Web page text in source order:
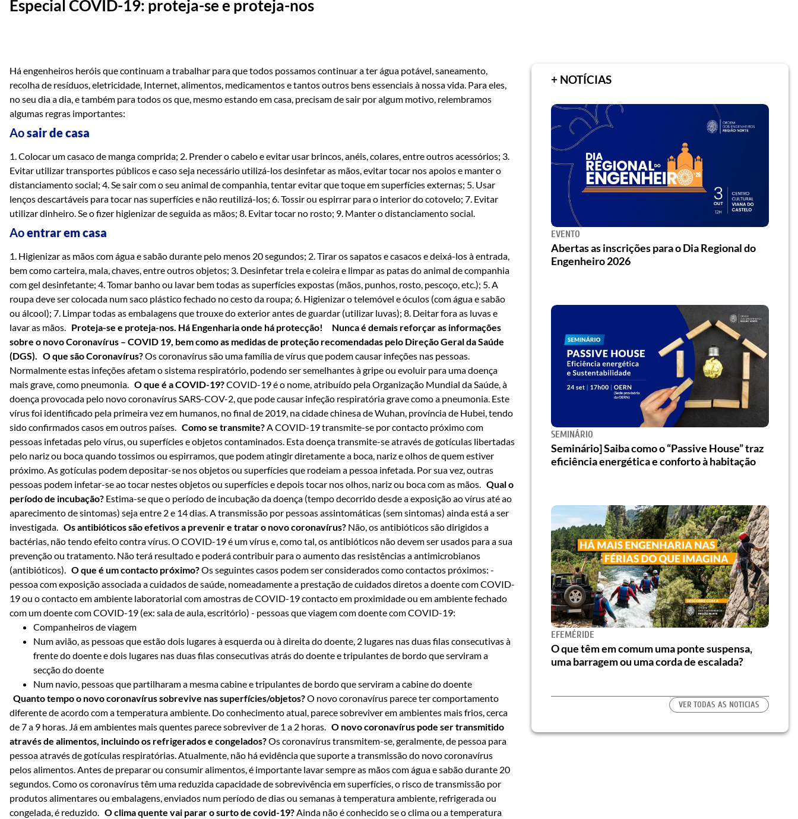
Especial COVID-19: proteja-se e proteja-nos
Há engenheiros heróis que continuam a trabalhar para que todos possamos continuar a ter água potável, saneamento,
recolha de resíduos, eletricidade, Internet, alimentos, medicamentos e tantos outros bens essenciais à nossa vida. Para eles,
no seu dia a dia, e também para todos os que, mesmo estando em casa, precisam de sair por algum motivo, relembramos
algumas regras importantes:
Aosair de casa
1. Colocar um casaco de manga comprida; 2. Prender o cabelo e evitar usar brincos, anéis, colares, entre outros acessórios; 3.
Evitar utilizar transportes públicos e caso seja necessário utilizá-los desinfetar as mãos, evitar tocar nos apoios e manter o
distanciamento social; 4. Se sair com o seu animal de companhia, tentar evitar que toque em superfícies externas; 5. Usar
lenços descartáveis para tocar nas superfícies e não reutilizá-los; 6. Tossir ou espirrar para o interior do cotovelo; 7. Evitar
utilizar dinheiro. Se o fizer higienizar de seguida as mãos; 8. Evitar tocar no rosto; 9. Manter o distanciamento social.
Aoentrar em casa
1. Higienizar as mãos com água e sabão durante pelo menos 20 segundos; 2. Tirar os sapatos e casacos e deixá-los à entrada,
bem como carteira, mala, chaves, entre outros objetos; 3. Desinfetar trela e coleira e limpar as patas do animal de companhia
com gel desinfetante; 4. Tomar banho ou lavar bem todas as superfícies expostas (mãos, punhos, rosto, pescoço, etc.); 5. A
roupa deve ser colocada num saco plástico fechado no cesto da roupa; 6. Higienizar o telemóvel e óculos (com água e sabão
ou álcool); 7. Limpar todas as embalagens que trouxe do exterior antes de guardar (utilizar luvas); 8. Deitar fora as luvas e
lavar as mãos. Proteja-se e proteja-nos. Há Engenharia onde há protecção!
Nunca é demais reforçar as informações
sobre o novo Coronavírus – COVID 19, bem como as medidas de proteção recomendadas pelo Direção Geral da Saúde
(DGS). O que são Coronavírus?Os coronavírus são uma família de vírus que podem causar infeções nas pessoas.
Normalmente estas infeções afetam o sistema respiratório, podendo ser semelhantes à gripe ou evoluir para uma doença
mais grave, como pneumonia. O que é a COVID-19?COVID-19 é o nome, atribuído pela Organização Mundial da Saúde, à
doença provocada pelo novo coronavírus SARS-COV-2, que pode causar infeção respiratória grave como a pneumonia. Este
vírus foi identificado pela primeira vez em humanos, no final de 2019, na cidade chinesa de Wuhan, província de Hubei, tendo
sido confirmados casos em outros países. Como se transmite?A COVID-19 transmite-se por contacto próximo com
pessoas infetadas pelo vírus, ou superfícies e objetos contaminados. Esta doença transmite-se através de gotículas libertadas
pelo nariz ou boca quando tossimos ou espirramos, que podem atingir diretamente a boca, nariz e olhos de quem estiver
próximo. As gotículas podem depositar-se nos objetos ou superfícies que rodeiam a pessoa infetada. Por sua vez, outras
pessoas podem infetar-se ao tocar nestes objetos ou superfícies e depois tocar nos olhos, nariz ou boca com as mãos. Qual o
período de incubação? Estima-se que o período de incubação da doença (tempo decorrido desde a exposição ao vírus até ao
aparecimento de sintomas) seja entre 2 e 14 dias. A transmissão por pessoas assintomáticas (sem sintomas) ainda está a ser
investigada. Os antibióticos são efetivos a prevenir e tratar o novo coronavírus? Não, os antibióticos são dirigidos a
bactérias, não tendo efeito contra vírus. O COVID-19 é um vírus e, como tal, os antibióticos não devem ser usados para a sua
prevenção ou tratamento. Não terá resultado e poderá contribuir para o aumento das resistências a antimicrobianos
(antibióticos). O que é um contacto próximo?Os seguintes casos podem ser considerados como contactos próximos: -
pessoa com exposição associada a cuidados de saúde, nomeadamente a prestação de cuidados diretos a doente com COVID-
19 ou o contacto em ambiente laboratorial com amostras de COVID-19 contacto em proximidade ou em ambiente fechado
com um doente com COVID-19 (ex: sala de aula, escritório) - pessoas que viagem com doente com COVID-19:
Companheiros de viagem
Num avião, as pessoas que estão dois lugares à esquerda ou à direita do doente, 2 lugares nas duas filas consecutivas à
frente do doente e dois lugares nas duas filas consecutivas atrás do doente e tripulantes de bordo que serviram a
secção do doente
Num navio, pessoas que partilharam a mesma cabine e tripulantes de bordo que serviram a cabine do doente
Quanto tempo o novo coronavírus sobrevive nas superfícies/objetos?O novo coronavírus parece ter comportamento
diferente de acordo com a temperatura ambiente. Do conhecimento atual, parece sobreviver em ambientes mais frios, cerca
de 7 a 9 horas. Já em ambientes mais quentes parece sobreviver de 1 a 2 horas. O novo coronavírus pode ser transmitido
através de alimentos, incluindo os refrigerados e congelados?Os coronavírus transmitem-se, geralmente, de pessoa para
pessoa através de gotículas respiratórias. Atualmente, não há evidência que suporte a transmissão do novo coronavírus
pelos alimentos. Antes de preparar ou consumir alimentos, é importante lavar sempre as mãos com água e sabão durante 20
segundos. Como os coronavírus têm uma reduzida capacidade de sobrevivência em superfícies, o risco de transmissão por
produtos alimentares ou embalagens, enviados num período de dias ou semanas à temperatura ambiente, refrigerada ou
congelada, é reduzido. O clima quente vai parar o surto de covid-19?Ainda não é conhecido se o clima ou a temperatura
+ NOTÍCIAS
EVENTO
Abertas as inscrições para o Dia Regional do
Engenheiro 2026
SEMINÁRIO
Seminário] Saiba como o “Passive House” traz
eficiência energética e conforto à habitação
EFEMÉRIDE
O que têm em comum uma ponte suspensa,
uma barragem ou uma corda de escalada?
VER TODAS AS NOTICIAS